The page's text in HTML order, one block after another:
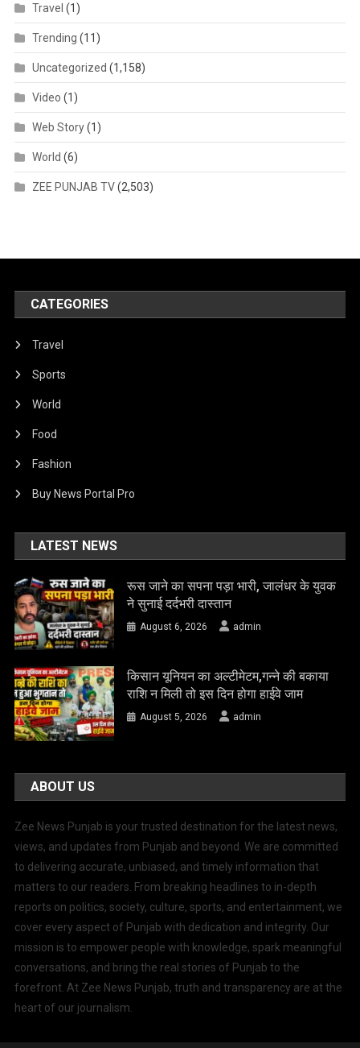
Travel (1)
Trending (11)
Uncategorized (1,158)
Video (1)
Web Story(1)
World (6)
ZEE PUNJAB TV(2,503)
CATEGORIES
Travel
Sports
World
Food
Fashion
Buy News Portal Pro
LATEST NEWS
रूस जाने का सपना पड़ा भारी, जालंधर के युवक
ने सुनाई दर्दभरी दास्तान
August 6, 2026 admin
किसान यूनियन का अल्टीमेटम,गन्ने की बकाया
राशि न मिली तो इस दिन होगा हाईवे जाम
August 5, 2026 admin
ABOUT US
Zee News Punjab is your trusted destination for the latest news,
views, and updates from Punjab and beyond. We are committed
to delivering accurate, unbiased, and timely information that
matters to our readers. From breaking headlines to in-depth
reports on politics, society, culture, sports, and entertainment, we
cover every aspect of Punjab with dedication and integrity. Our
mission is to empower people with knowledge, spark meaningful
conversations, and bring the real stories of Punjab to the
forefront. At Zee News Punjab, truth and transparency are at the
heart of our journalism.